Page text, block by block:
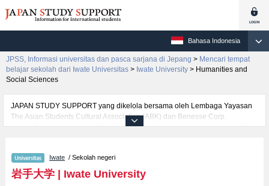
Bahasa Indonesia
JPSS, Informasi universitas dan pasca sarjana di Jepang > Mencari tempat
belajar sekolah dari Iwate Universitas > Iwate University > Humanities and
Social Sciences
JAPAN STUDY SUPPORT yang dikelola bersama oleh Lembaga Yayasan
The Asian Students Cultural Association (ABK) dan Benesse Corp.
menyediakan informasi sekitar 1300 universitas, pascasarjana, universitas
fakultas seperti Fakultas Humanities and Social SciencesatauFakultas
EducationatauFakultas Science and EngineeringatauFakultas
AgricultureatauFakultas Veterinary Medicine, serta berbagai informasi yang
Iwate / Sekolah negeri
岩手大学| Iwate University